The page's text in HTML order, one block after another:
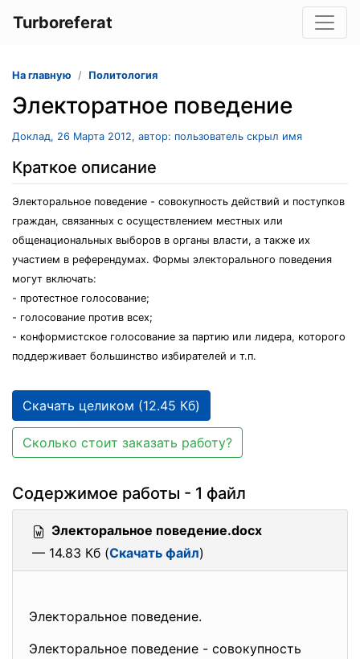
Turboreferat
На главную Политология
Электоратное поведение
Доклад, 26 Марта 2012, автор: пользователь скрыл имя
Краткое описание
Электоральное поведение - совокупность действий и поступков
граждан, связанных с осуществлением местных или
общенациональных выборов в органы власти, а также их
участием в референдумах. Формы электорального поведения
могут включать:
- протестное голосование;
- голосование против всех;
- конформистское голосование за партию или лидера, которого
поддерживает большинство избирателей и т.п.
Скачать целиком (12.45 Кб)
Сколько стоит заказать работу?
Содержимое работы - 1 файл
Электоральное поведение.docx
— 14.83 Кб (Скачать файл)
Электоральное поведение.
Электоральное поведение - совокупность